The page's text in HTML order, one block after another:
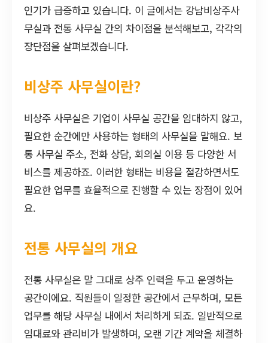
인기가 급증하고 있습니다. 이 글에서는 강남비상주사
무실과 전통 사무실 간의 차이점을 분석해보고, 각각의
장단점을 살펴보겠습니다.
비상주 사무실이란?
비상주 사무실은 기업이 사무실 공간을 임대하지 않고,
필요한 순간에만 사용하는 형태의 사무실을 말해요. 보
통 사무실 주소, 전화 상담, 회의실 이용 등 다양한 서
비스를 제공하죠. 이러한 형태는 비용을 절감하면서도
필요한 업무를 효율적으로 진행할 수 있는 장점이 있어
요.
전통 사무실의 개요
전통 사무실은 말 그대로 상주 인력을 두고 운영하는
공간이에요. 직원들이 일정한 공간에서 근무하며, 모든
업무를 해당 사무실 내에서 처리하게 되죠. 일반적으로
임대료와 관리비가 발생하며, 오랜 기간 계약을 체결하